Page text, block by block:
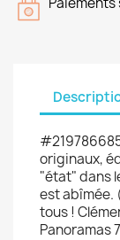
originaux,
"état" dans
est abîmée.
tous !
Panoramas